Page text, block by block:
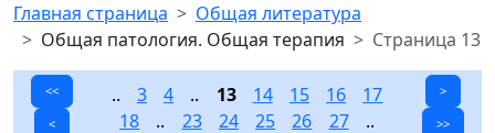
Главная страница
Общая литература
Общая патология. Общая терапия
Страница 13
<<
<
.. 3 4 .. 13 14 15 16
17
18 .. 23 24 25 26 27..
>
>>